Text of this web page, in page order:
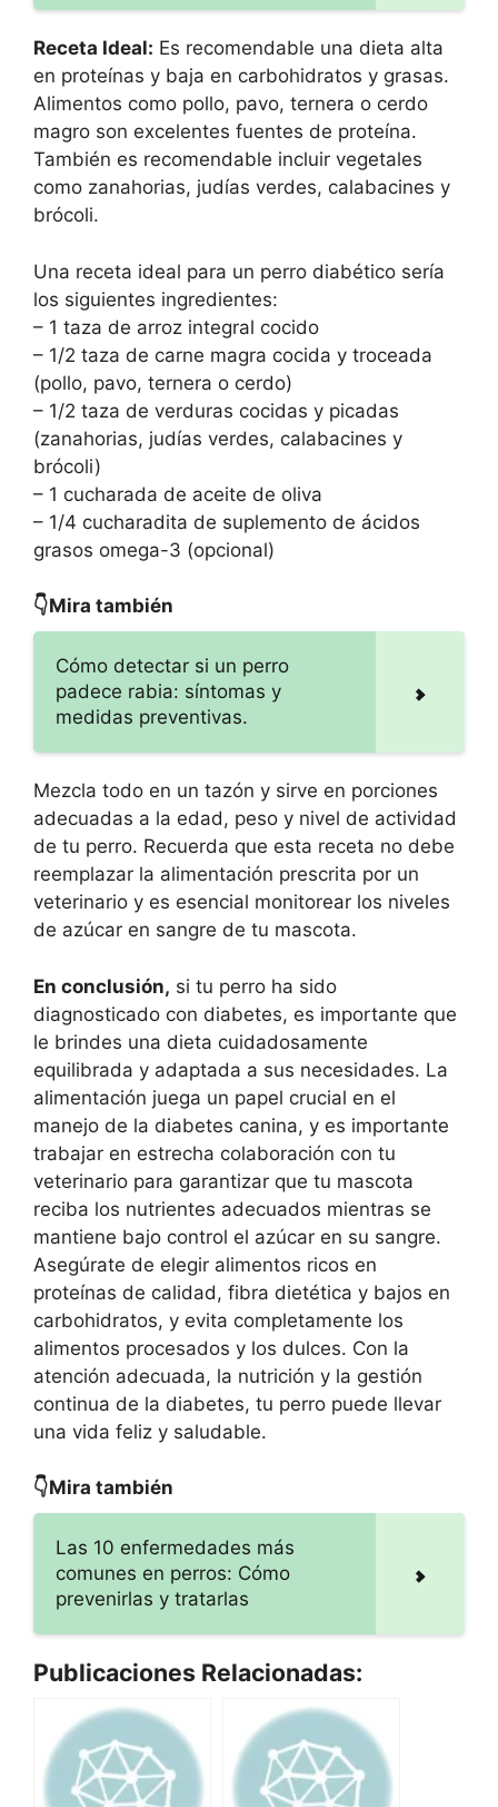
Receta Ideal: Es recomendable una dieta alta
en proteínas y baja en carbohidratos y grasas.
Alimentos como pollo, pavo, ternera o cerdo
magro son excelentes fuentes de proteína.
También es recomendable incluir vegetales
como zanahorias, judías verdes, calabacines y
brócoli.
Una receta ideal para un perro diabético sería
los siguientes ingredientes:
– 1 taza de arroz integral cocido
– 1/2 taza de carne magra cocida y troceada
(pollo, pavo, ternera o cerdo)
– 1/2 taza de verduras cocidas y picadas
(zanahorias, judías verdes, calabacines y
brócoli)
– 1 cucharada de aceite de oliva
– 1/4 cucharadita de suplemento de ácidos
grasos omega-3 (opcional)
👇Mira también
Cómo detectar si un perro
padece rabia: síntomas y
medidas preventivas.
Mezcla todo en un tazón y sirve en porciones
adecuadas a la edad, peso y nivel de actividad
de tu perro. Recuerda que esta receta no debe
reemplazar la alimentación prescrita por un
veterinario y es esencial monitorear los niveles
de azúcar en sangre de tu mascota.
En conclusión, si tu perro ha sido
diagnosticado con diabetes, es importante que
le brindes una dieta cuidadosamente
equilibrada y adaptada a sus necesidades. La
alimentación juega un papel crucial en el
manejo de la diabetes canina, y es importante
trabajar en estrecha colaboración con tu
veterinario para garantizar que tu mascota
reciba los nutrientes adecuados mientras se
mantiene bajo control el azúcar en su sangre.
Asegúrate de elegir alimentos ricos en
proteínas de calidad, fibra dietética y bajos en
carbohidratos, y evita completamente los
alimentos procesados y los dulces. Con la
atención adecuada, la nutrición y la gestión
continua de la diabetes, tu perro puede llevar
una vida feliz y saludable.
👇Mira también
Las 10 enfermedades más
comunes en perros: Cómo
prevenirlas y tratarlas
Publicaciones Relacionadas: